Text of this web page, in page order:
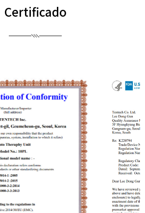
Certificado